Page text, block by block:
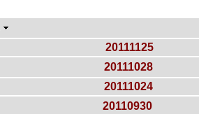
20111125
20111028
20111024
20110930